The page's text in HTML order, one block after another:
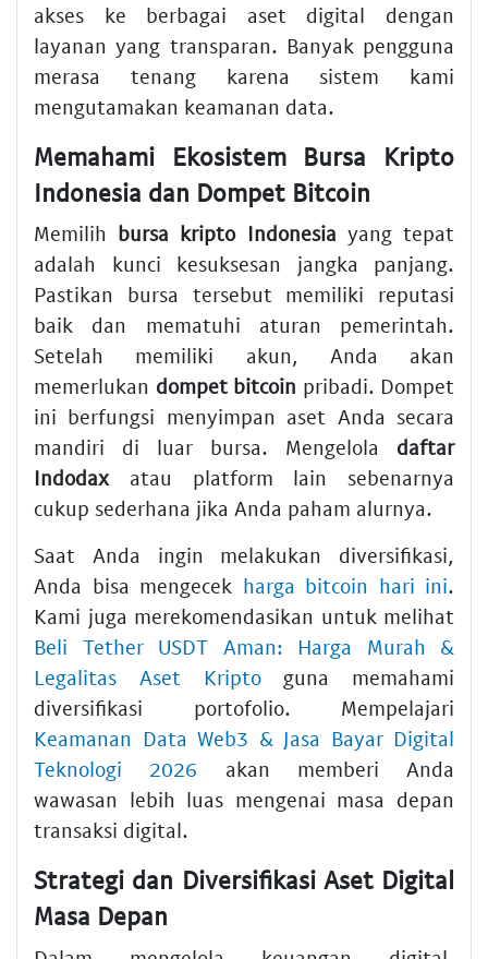
akses ke berbagai aset digital dengan
layanan yang transparan. Banyak pengguna
merasa tenang karena sistem kami
mengutamakan keamanan data.
Memahami Ekosistem Bursa Kripto
Indonesia dan Dompet Bitcoin
Memilih bursa kripto Indonesia yang tepat
adalah kunci kesuksesan jangka panjang.
Pastikan bursa tersebut memiliki reputasi
baik dan mematuhi aturan pemerintah.
Setelah memiliki akun, Anda akan
memerlukan dompet bitcoin pribadi. Dompet
ini berfungsi menyimpan aset Anda secara
mandiri di luar bursa. Mengelola daftar
Indodax atau platform lain sebenarnya
cukup sederhana jika Anda paham alurnya.
Saat Anda ingin melakukan diversifikasi,
Anda bisa mengecek harga bitcoin hari ini.
Kami juga merekomendasikan untuk melihat
Beli Tether USDT Aman: Harga Murah &
Legalitas Aset Kriptoguna memahami
diversifikasi portofolio. Mempelajari
Keamanan Data Web3 & Jasa Bayar Digital
Teknologi 2026 akan memberi Anda
wawasan lebih luas mengenai masa depan
transaksi digital.
Strategi dan Diversifikasi Aset Digital
Masa Depan